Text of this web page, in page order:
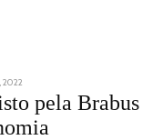
2022
2022pela Brabus